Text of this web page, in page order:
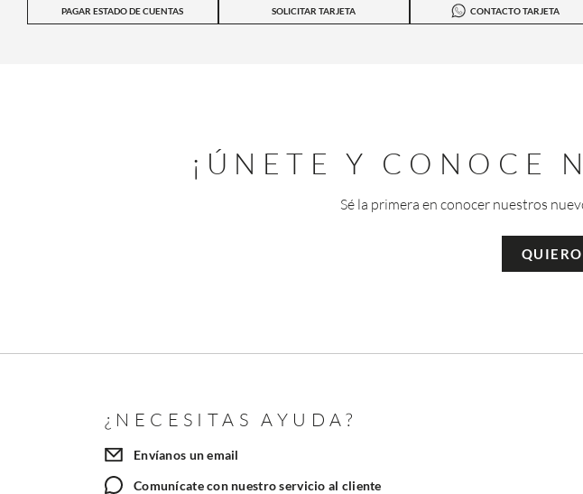
PAGAR ESTADO DE CUENTAS SOLICITAR TARJETA CONTACTO TARJETA
¡ÚNETE Y CONOCE
Sé la primera en conocer nuestros
¿NECESITAS AYUDA?
Envíanos un email
Comunícate con nuestro servicio al cliente